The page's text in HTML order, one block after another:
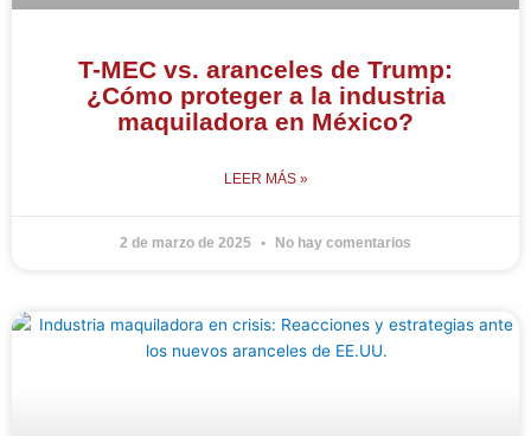
T-MEC vs. aranceles de Trump:
¿Cómo proteger a la industria
maquiladora en México?
LEER MÁS »
2 de marzo de 2025 No hay comentarios